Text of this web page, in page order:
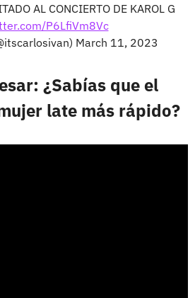
AL CONCIERTO DE KAROL G
P6LfiVm8Vc
March 11, 2023
¿Sabías que el
late más rápido?